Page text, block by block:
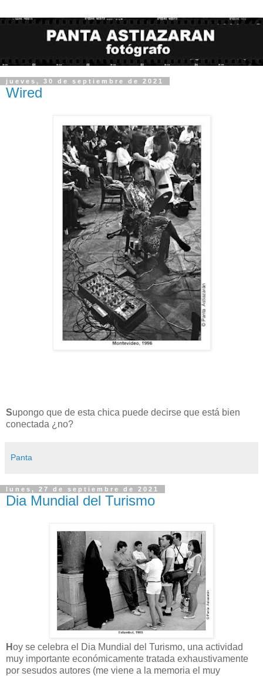
jueves, 30 de septiembre de 2021
Wired
Supongo que de esta chica puede decirse que está bien
conectada ¿no?
Panta
lunes, 27 de septiembre de 2021
Dia Mundial del Turismo
Hoy se celebra el Dia Mundial del Turismo, una actividad
muy importante económicamente tratada exhaustivamente
por sesudos autores (me viene a la memoria el muy